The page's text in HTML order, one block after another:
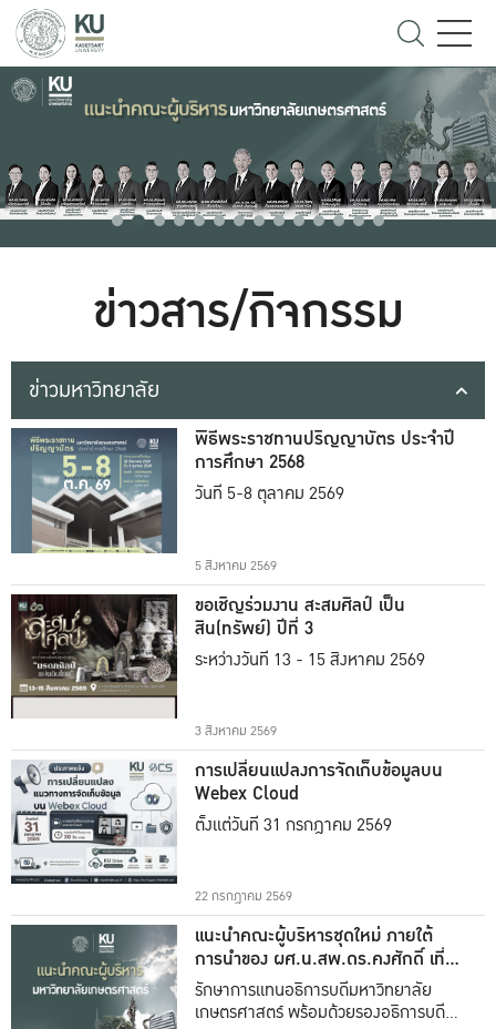
ข่าวสาร/กิจกรรม
ข่าวมหาวิทยาลัย
พิธีพระราชทานปริญญาบัตร ประจำปี
การศึกษา 2568
วันที่ 5-8 ตุลาคม 2569
5 สิงหาคม 2569
ขอเชิญร่วมงาน สะสมศิลป์ เป็น
สิน(ทรัพย์) ปีที่ 3
ระหว่างวันที่ 13 - 15 สิงหาคม 2569
3 สิงหาคม 2569
การเปลี่ยนแปลงการจัดเก็บข้อมูลบน
Webex Cloud
ตั้งแต่วันที่ 31 กรกฎาคม 2569
22 กรกฎาคม 2569
แนะนำคณะผู้บริหารชุดใหม่ ภายใต้
การนำของ ผศ.น.สพ.ดร.คงศักดิ์ เที่ยง
ธรรม
รักษาการแทนอธิการบดีมหาวิทยาลัย
เกษตรศาสตร์ พร้อมด้วยรองอธิการบดีทั้ง